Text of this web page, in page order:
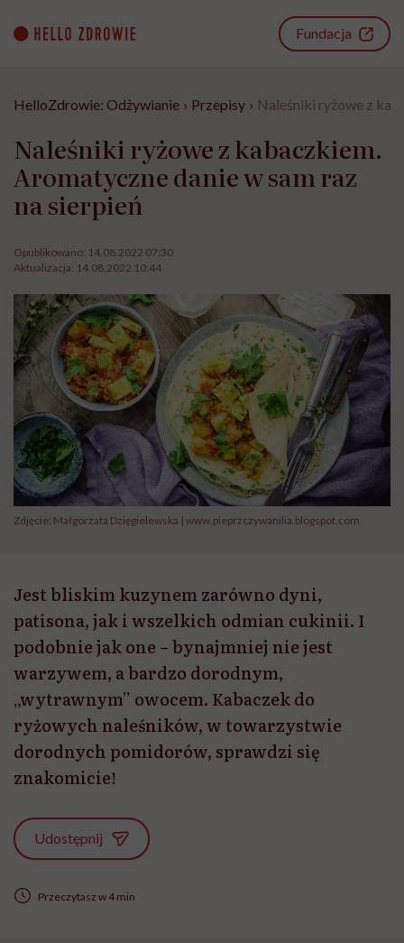
content
Fundacja
HelloZdrowie: Odżywianie › Przepisy › Naleśniki ryżowe z
Naleśniki ryżowe z kabaczkiem.
Aromatyczne danie w sam raz
na sierpień
Opublikowano: 14.08.2022 07:30
Aktualizacja: 14.08.2022 10:44
Zdjęcie: Małgorzata Dzięgielewska | www.pieprzczywanilia.blogspot.com
Jest bliskim kuzynem zarówno dyni,
patisona, jak i wszelkich odmian cukinii. I
podobnie jak one – bynajmniej nie jest
warzywem, a bardzo dorodnym,
„wytrawnym” owocem. Kabaczek do
ryżowych naleśników, w towarzystwie
dorodnych pomidorów, sprawdzi się
znakomicie!
Udostępnij
Przeczytasz w 4 min